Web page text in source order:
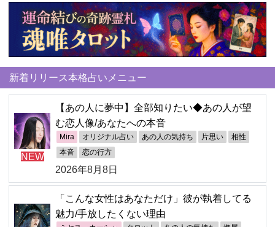
新着リリース本格占いメニュー
NEW
【あの人に夢中】全部知りたい◆あの人が望
む恋人像/あなたへの本音
Mira オリジナル占い あの人の気持ち 片思い 相性
本音 恋の行方
2026年8月8日
「こんな女性はあなただけ」彼が執着してる
魅力/手放したくない理由